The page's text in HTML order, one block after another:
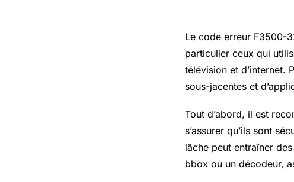
Le code erreur F3500-
particulier ceux qui
télévision et d’internet.
sous-jacentes et
Tout d’abord, il est
s’assurer qu’ils sont
lâche peut entraîner
bbox ou un décodeur,